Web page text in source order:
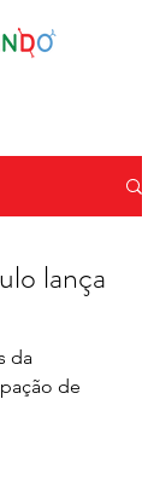
lança
da
de